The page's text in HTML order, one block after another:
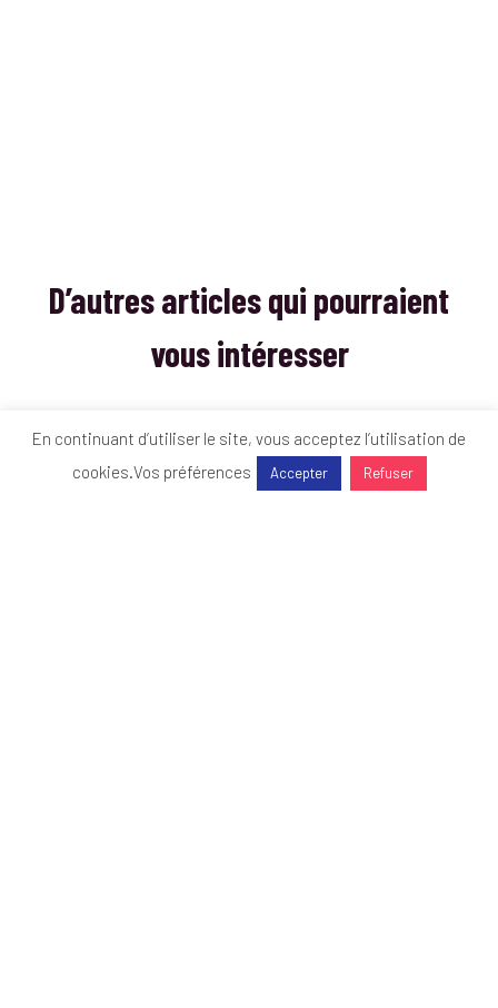
D’autres articles qui pourraient
vous intéresser
En continuant d’utiliser le site, vous acceptez l’utilisation de
cookies.Vos préférences Accepter Refuser